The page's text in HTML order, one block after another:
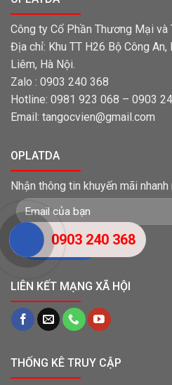
Công ty Cổ Phần Thương Mại và
Địa chỉ: Khu TT H26 Bộ Công An,
Liêm, Hà Nội.
Zalo : 0903 240 368
Hotline: 0981 923 068 – 0903
Email: tangocvien@gmail.com
OPLATDA
Nhận thông tin khuyến mãi
LIÊN KẾT MẠNG XÃ HỘI
THỐNG KÊ TRUY CẬP
0903 240 368